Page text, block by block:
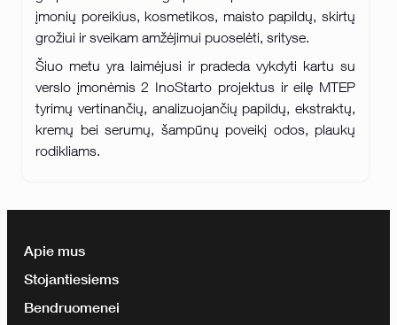
įmonių poreikius, kosmetikos, maisto papildų, skirtų
grožiui ir sveikam amžėjimui puoselėti, srityse.
Šiuo metu yra laimėjusi ir pradeda vykdyti kartu su
verslo įmonėmis 2 InoStarto projektus ir eilę MTEP
tyrimų vertinančių, analizuojančių papildų, ekstraktų,
kremų bei serumų, šampūnų poveikį odos, plaukų
rodikliams.
Apie mus
Stojantiesiems
Bendruomenei